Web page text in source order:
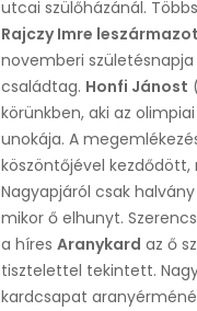
utcai szülőházánál.
Rajczy Imre
novemberi
családtag. Honfi Jánost
körünkben, aki az
unokája. A
köszöntőjével
Nagyapjáról csak
mikor ő elhunyt.
a híres Aranykard az ő
tisztelettel tekintett.
kardcsapat